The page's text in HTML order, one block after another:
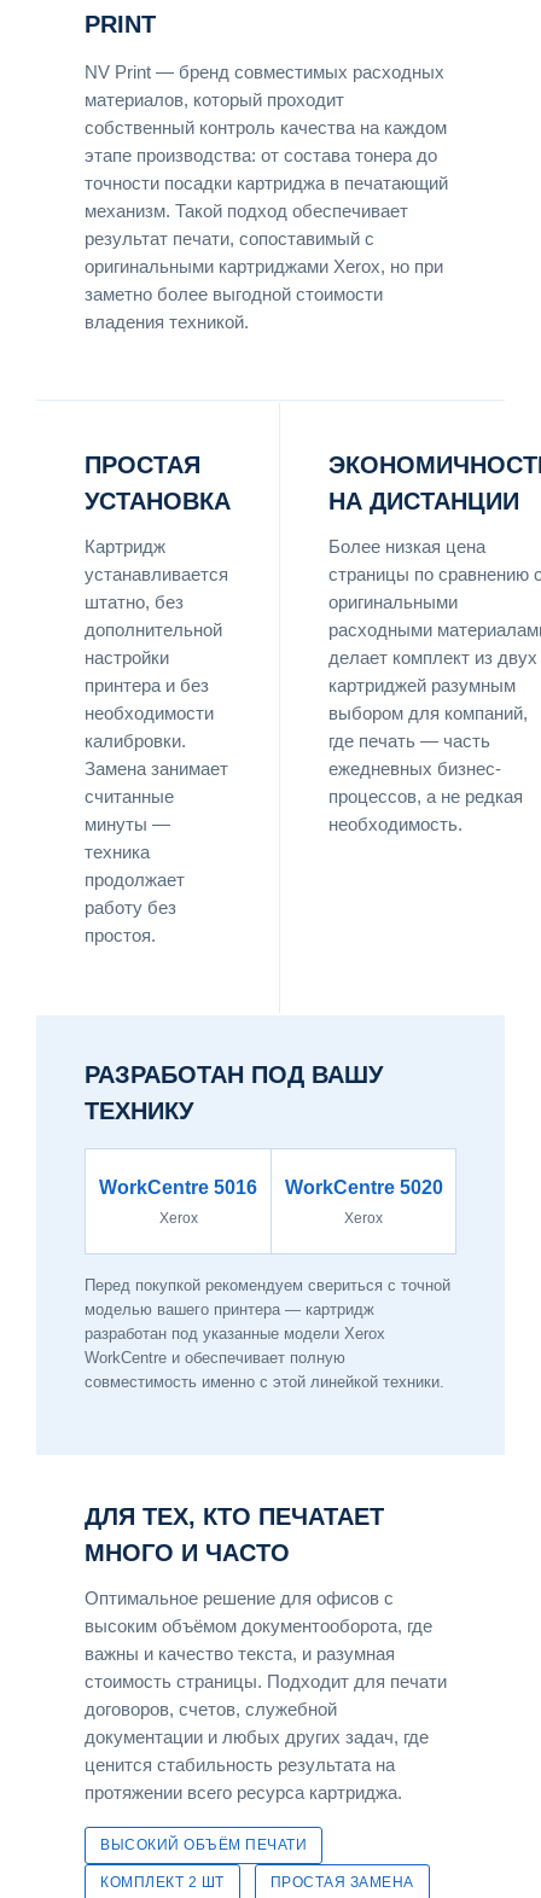
PRINT
NV Print — бренд совместимых расходных
материалов, который проходит
собственный контроль качества на каждом
этапе производства: от состава тонера до
точности посадки картриджа в печатающий
механизм. Такой подход обеспечивает
результат печати, сопоставимый с
оригинальными картриджами Xerox, но при
заметно более выгодной стоимости
владения техникой.
ПРОСТАЯ
УСТАНОВКА
Картридж
устанавливается
штатно, без
дополнительной
настройки
принтера и без
необходимости
калибровки.
Замена занимает
считанные
минуты —
техника
продолжает
работу без
простоя.
НА ДИСТАНЦИИ
Более низкая цена
страницы по сравнению
оригинальными
расходными
делает комплект из двух
картриджей разумным
выбором для компаний,
где печать — часть
ежедневных бизнес-
процессов, а не редкая
необходимость.
РАЗРАБОТАН ПОД ВАШУ
ТЕХНИКУ
WorkCentre 5016
Xerox
WorkCentre 5020
Xerox
Перед покупкой рекомендуем свериться с точной
моделью вашего принтера — картридж
разработан под указанные модели Xerox
WorkCentre и обеспечивает полную
совместимость именно с этой линейкой техники.
ДЛЯ ТЕХ, КТО ПЕЧАТАЕТ
МНОГО И ЧАСТО
Оптимальное решение для офисов с
высоким объёмом документооборота, где
важны и качество текста, и разумная
стоимость страницы. Подходит для печати
договоров, счетов, служебной
документации и любых других задач, где
ценится стабильность результата на
протяжении всего ресурса картриджа.
ВЫСОКИЙ ОБЪЁМ ПЕЧАТИ
КОМПЛЕКТ 2 ШТ ПРОСТАЯ ЗАМЕНА